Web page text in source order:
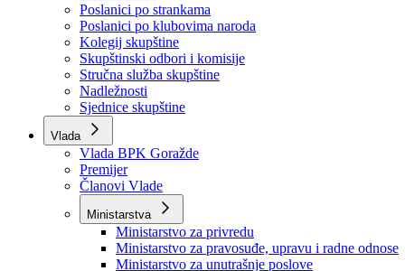
Skupština
Skupština BPK Goražde
Rukovodstvo
Poslanici po strankama
Poslanici po klubovima naroda
Kolegij skupštine
Skupštinski odbori i komisije
Stručna služba skupštine
Nadležnosti
Sjednice skupštine
Vlada
Vlada BPK Goražde
Premijer
Članovi Vlade
Ministarstva